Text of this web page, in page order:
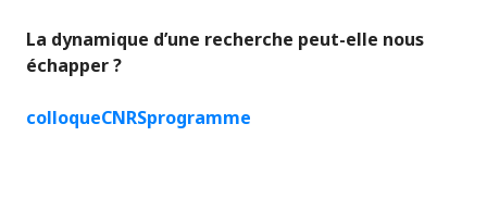
La dynamique d’une recherche peut-elle nous
échapper ?
colloqueCNRSprogramme